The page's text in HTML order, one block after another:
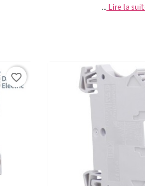
... Lire la
favorite_border